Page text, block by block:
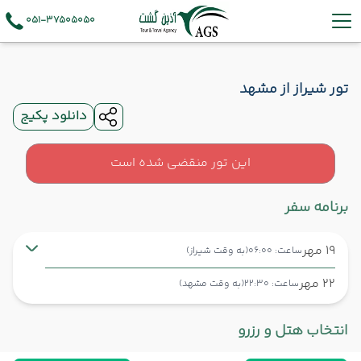
051-37505050
تور شیراز از مشهد
دانلود پکیج
این تور منقضی شده است
برنامه سفر
19 مهر ساعت: 06:00 (به وقت شیراز)
22 مهر ساعت: 22:30 (به وقت مشهد)
شروع سفر شیراز ,
انتخاب هتل و رزرو